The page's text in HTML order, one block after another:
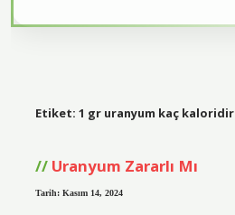
Etiket: 1 gr uranyum kaç kaloridir
Uranyum Zararlı Mı
Tarih: Kasım 14, 2024